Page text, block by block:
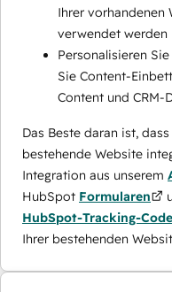
Ihrer vorhandenen
verwendet werden
Personalisieren
Sie Content-
Content und CRM-
Das Beste daran ist,
bestehende Website
Integration aus unserem
HubSpot Formularen
HubSpot-Tracking-Code
Ihrer bestehenden